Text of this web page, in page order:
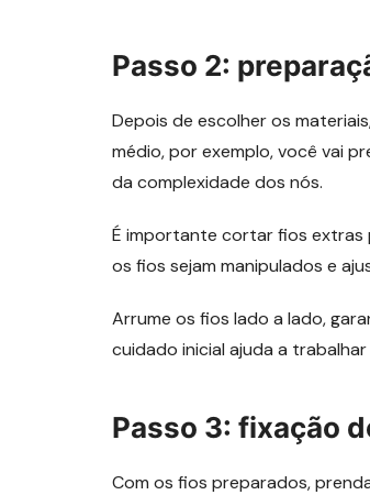
Passo 2:
Depois de escolher os
médio, por exemplo, você vai
da complexidade dos nós.
É importante cortar fios extras
os fios sejam manipulados e
Arrume os fios lado a lado,
cuidado inicial ajuda a
Passo 3: fixação
Com os fios preparados,